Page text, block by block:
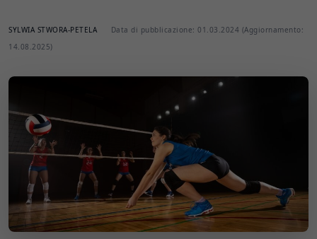
SYLWIA STWORA-PETELA
Data di pubblicazione: 01.03.2024 (Aggiornamento:
14.08.2025)